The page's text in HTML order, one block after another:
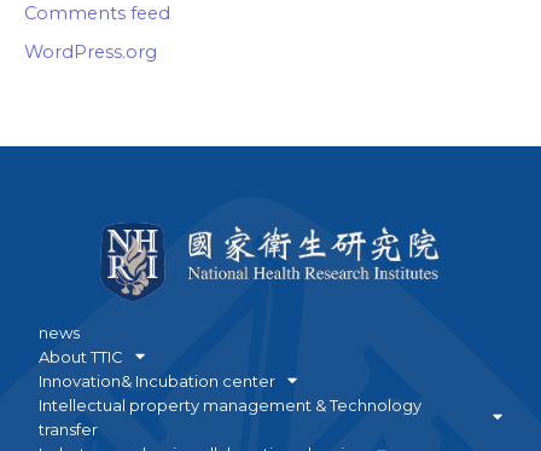
Comments feed
WordPress.org
news
About TTIC
Innovation& Incubation center
Intellectual property management & Technology
transfer